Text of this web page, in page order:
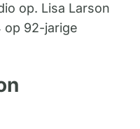
op. Lisa Larson
op 92-jarige